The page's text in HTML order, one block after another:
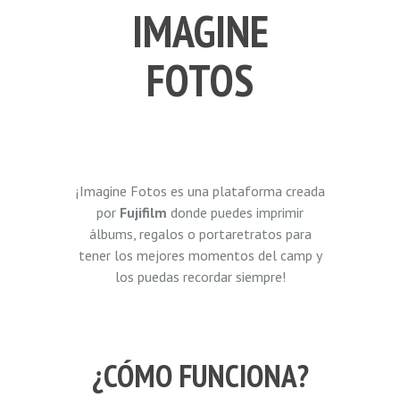
IMAGINE
FOTOS
¡Imagine Fotos es una plataforma creada
por Fujifilm donde puedes imprimir
álbums, regalos o portaretratos para
tener los mejores momentos del camp y
los puedas recordar siempre!
¿CÓMO FUNCIONA?